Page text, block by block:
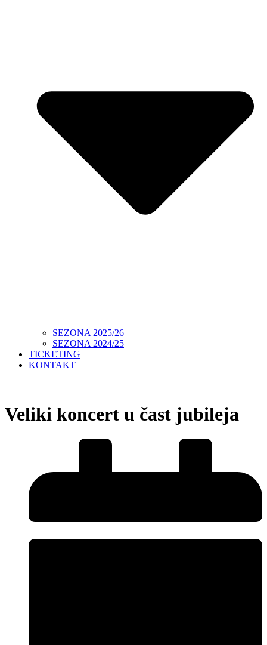
SEZONA 2025/26
SEZONA 2024/25
TICKETING
KONTAKT
Veliki koncert u čast jubileja